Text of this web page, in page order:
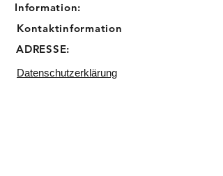
Information:
Kontaktinformation
ADRESSE:
Datenschutzerklärung